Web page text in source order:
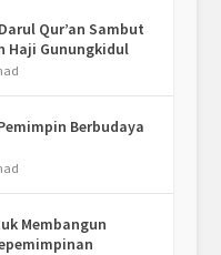
Qur’an Sambut
Haji Gunungkidul
Berbudaya
Membangun